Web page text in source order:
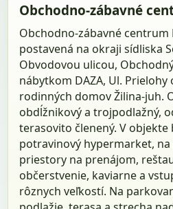
Obchodno-zábavné
Obchodno-zábavné centrum
postavená na okraji sídliska
Obvodovou ulicou,
nábytkom DAZA, Ul.
rodinných domov Žilina-juh.
obdĺžnikový a trojpodlažný,
terasovito členený. V
potravinový hypermarket,
priestory na prenájom,
občerstvenie, kaviarne a
rôznych veľkostí. Na